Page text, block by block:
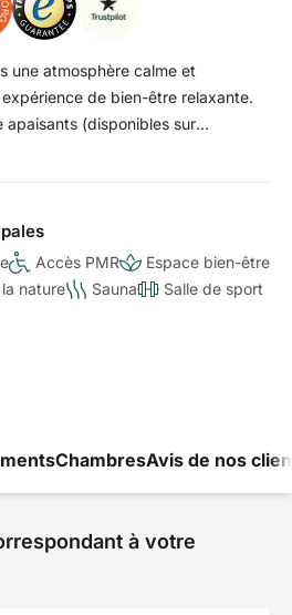
une atmosphère calme et
de bien-être relaxante.
apaisants (disponibles sur
soins de beauté, complétés par
à établir un programme de
et réhabilitative qui favorise le
de l'équilibre
Accès PMR
Espace bien-être
la nature Sauna
Salle de sport
ChambresAvis de nos
à votre